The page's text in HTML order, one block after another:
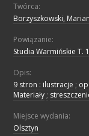
Twórca:
Borzyszkowski,
Powiązanie:
Studia Warmińskie T.
Opis:
9 stron : ilustracje ;
Materiały ;
Miejsce wydania:
Olsztyn